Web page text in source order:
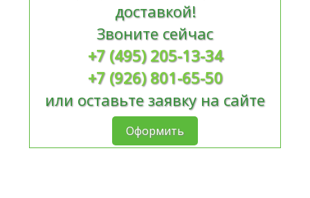
доставкой!
Звоните сейчас
+7 (495) 205-13-34
+7 (926) 801-65-50
или оставьте заявку на сайте
Оформить